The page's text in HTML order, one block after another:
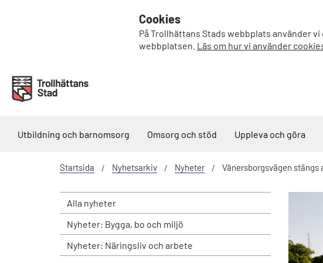
Cookies
På Trollhättans Stads webbplats använder
webbplatsen. Läs om hur vi använder
Utbildning och barnomsorg Omsorg och stöd Uppleva och göra
Startsida Nyhetsarkiv Nyheter Vänersborgsvägen
Alla nyheter
Nyheter: Bygga, bo och miljö
Nyheter: Näringsliv och arbete